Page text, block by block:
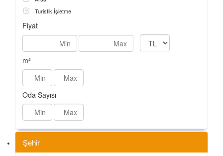
Turistik İşletme
Fiyat
m²
Oda Sayısı
Şehir